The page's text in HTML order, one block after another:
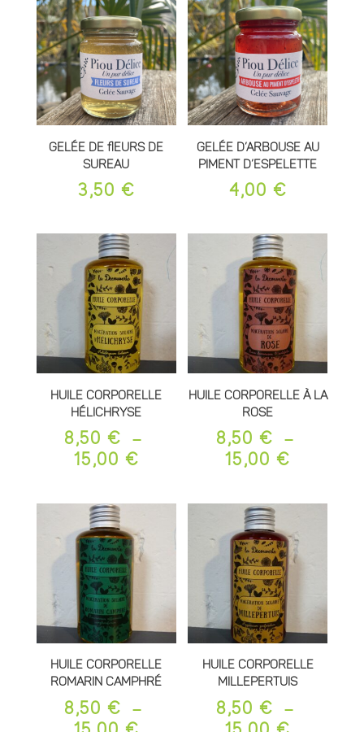
Gelée de fleurs de
sureau
3,50 €
Gelée d’Arbouse au
piment d’Espelette
4,00 €
Huile Corporelle
Hélichryse
8,50€
–
15,00 €PLAGE
PRIX :
À
15,00 €
Huile Corporelle à la
Rose
8,50 €
–
15,00€
PRIX :
À
15,00 €
Huile Corporelle
Romarin Camphré
8,50€
–
PLAGE
Huile Corporelle
Millepertuis
8,50 €
–